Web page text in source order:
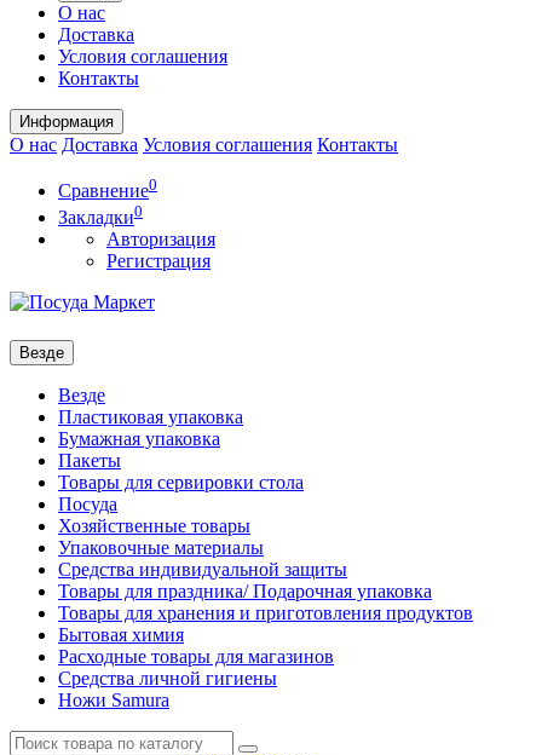
О нас
Доставка
Условия соглашения
Контакты
Информация
О нас Доставка Условия соглашения Контакты
Сравнение0
Закладки0
Авторизация
Регистрация
Везде
Везде
Пластиковая упаковка
Бумажная упаковка
Пакеты
Товары для сервировки стола
Посуда
Хозяйственные товары
Упаковочные материалы
Средства индивидуальной защиты
Товары для праздника/ Подарочная упаковка
Товары для хранения и приготовления продуктов
Бытовая химия
Расходные товары для магазинов
Средства личной гигиены
Ножи Samura